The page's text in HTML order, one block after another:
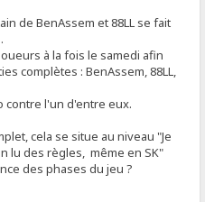
de BenAssem et 88LL se fait
à la fois le samedi afin
complètes : BenAssem, 88LL,
contre l'un d'entre eux.
cela se situe au niveau "Je
lu des règles, même en SK"
des phases du jeu ?